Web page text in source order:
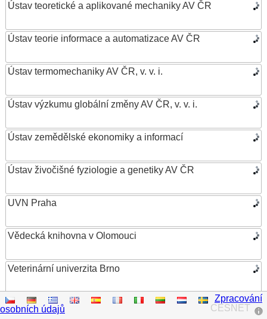
Ústav teoretické a aplikované mechaniky AV ČR
Ústav teorie informace a automatizace AV ČR
Ústav termomechaniky AV ČR, v. v. i.
Ústav výzkumu globální změny AV ČR, v. v. i.
Ústav zemědělské ekonomiky a informací
Ústav živočišné fyziologie a genetiky AV ČR
UVN Praha
Vědecká knihovna v Olomouci
Veterinární univerzita Brno
VŠB – Technická univerzita Ostrava
CESNET
Zpracování
osobních údajů